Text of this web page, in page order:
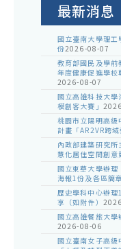
最新消息
國立臺南大學理
份2026-08-07
教育部國民及學
年度健康促進學
2026-08-07
國立高雄科技大
模創客大賽」
桃園市立陽明高
計畫「AR2VR跨域
內政部建築研究
慧化居住空間創
國立東華大學辦理
海報1份及各區簡
歷史學科中心辦
享（如附件）
國立高雄餐旅大
2026-08-06
國立臺南女子高